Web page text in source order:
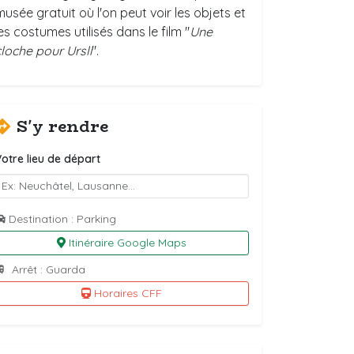
gratuit où l'on peut voir les objets et
costumes utilisés dans le film "Une
pour Ursli".
S'y rendre
lieu de départ
Destination : Parking
Itinéraire Google Maps
Arrêt : Guarda
Horaires CFF